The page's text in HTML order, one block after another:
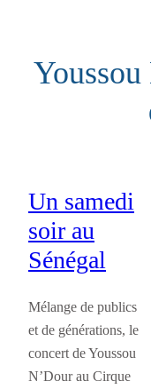
contenu
Un samedi
soir au
Sénégal
Mélange de publics
et de générations, le
concert de Youssou
N’Dour au Cirque